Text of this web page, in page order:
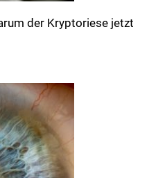
der Kryptoriese jetzt